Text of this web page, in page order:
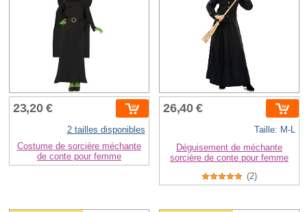
23,20 €
2 tailles disponibles
Costume de sorcière méchante
de conte pour femme
26,40 €
Taille: M-L
Déguisement de méchante
sorcière de conte pour femme
(2)